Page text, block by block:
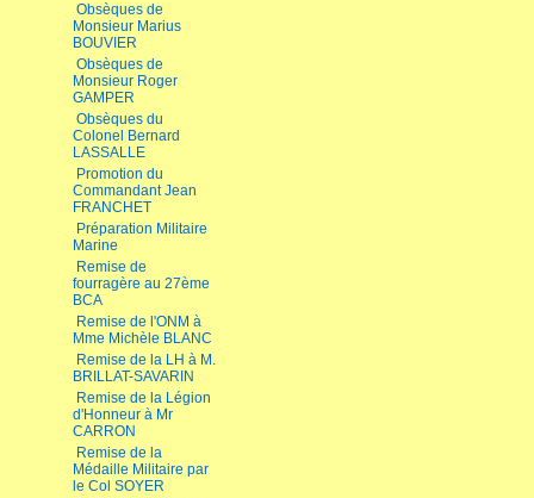
Obsèques de
Monsieur Marius
BOUVIER
Obsèques de
Monsieur Roger
GAMPER
Obsèques du
Colonel Bernard
LASSALLE
Promotion du
Commandant Jean
FRANCHET
Préparation Militaire
Marine
Remise de
fourragère au 27ème
BCA
Remise de l'ONM à
Mme Michèle BLANC
Remise de la LH à M.
BRILLAT-SAVARIN
Remise de la Légion
d'Honneur à Mr
CARRON
Remise de la
Médaille Militaire par
le Col SOYER